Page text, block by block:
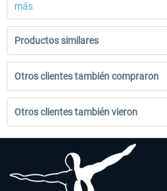
más
Productos similares
Otros clientes también compraron
Otros clientes también vieron